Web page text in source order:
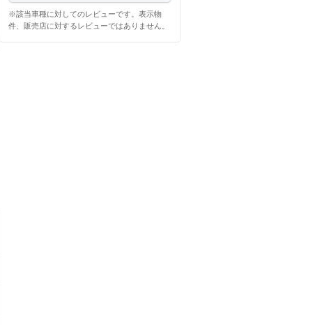
※該当車種に対してのレビューです。表示物
件、販売店に対するレビューではありません。